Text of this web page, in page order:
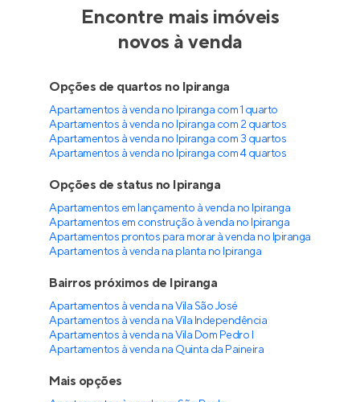
Living Alto do Ipiranga
Pronto para morarnoAlto do Ipiranga,São Paulo
72 a 187 m²
2 a 5
2 a 5
1 e 2
R$ 1.308.710